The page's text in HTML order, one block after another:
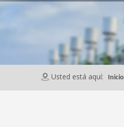
Usted está aquí: Inicio